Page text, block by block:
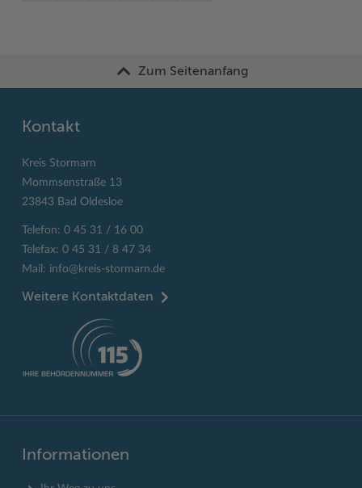
Zum Seitenanfang
Kontakt
Kreis Stormarn
Mommsenstraße 13
23843 Bad Oldesloe
Telefon: 0 45 31 / 16 00
Telefax: 0 45 31 / 8 47 34
Mail: info@kreis-stormarn.de
Weitere Kontaktdaten
Informationen